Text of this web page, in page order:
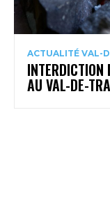
ACTUALITÉ VAL-
INTERDICTION
AU VAL-DE-